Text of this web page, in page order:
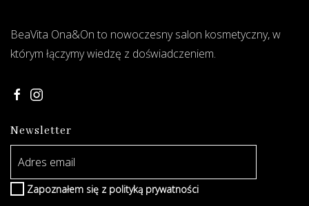
BeaVita Ona&On to nowoczesny salon kosmetyczny, w
którym łączymy wiedzę z doświadczeniem.
Newsletter
Zapoznałem się z polityką prywatności